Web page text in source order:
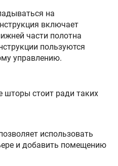
на
включает
части полотна
пользуются
управлению.
шторы стоит ради таких
использовать
и добавить помещению